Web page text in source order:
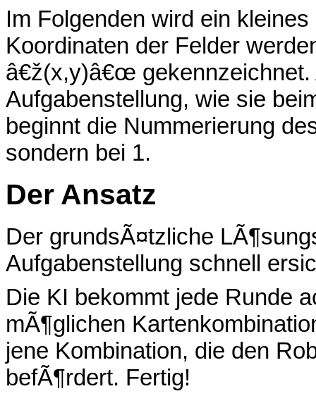
Im Folgenden wird ein
Koordinaten der Felder
â€ž(x,y)â€œ gekennzeichnet.
Aufgabenstellung, wie sie
beginnt die Nummerierung
sondern bei 1.
Der Ansatz
Der grundsÃ¤tzliche
Aufgabenstellung schnell
Die KI bekommt jede Runde
mÃ¶glichen
jene Kombination, die den
befÃ¶rdert. Fertig!